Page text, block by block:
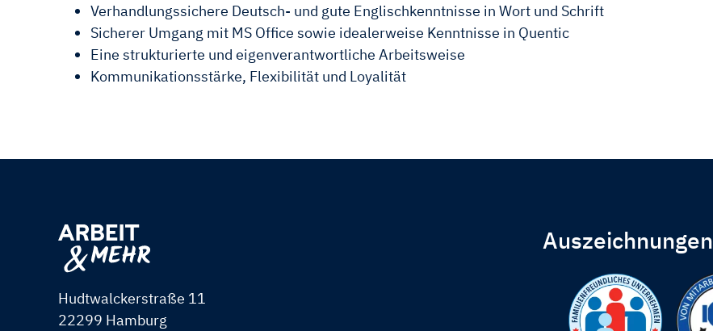
Verhandlungssichere Deutsch- und gute Englischkenntnisse in Wort und Schrift
Sicherer Umgang mit MS Office sowie idealerweise Kenntnisse in Quentic
Eine strukturierte und eigenverantwortliche Arbeitsweise
Kommunikationsstärke, Flexibilität und Loyalität
Hudtwalckerstraße 11
22299 Hamburg
Auszeichnungen